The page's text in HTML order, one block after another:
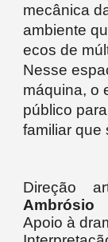
mecânica
ambiente
ecos de
Nesse
máquina, o
público
familiar que
Direção
Ambrósio
Apoio à